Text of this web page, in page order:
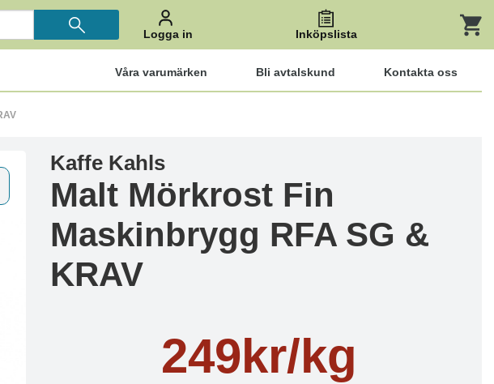
Logga in Inköpslista
Våra varumärken Bli avtalskund Kontakta oss
Kaffe Kahls
Malt Mörkrost Fin
Maskinbrygg RFA SG &
KRAV
249kr/kg